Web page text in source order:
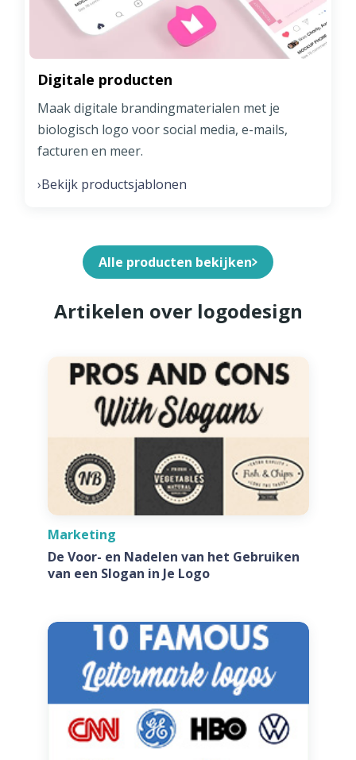
Digitale producten
Maak digitale brandingmaterialen met je
biologisch logo voor social media, e-mails,
facturen en meer.
›Bekijk productsjablonen
Alle producten bekijken
Artikelen over logodesign
Marketing
De Voor- en Nadelen van het Gebruiken
van een Slogan in Je Logo